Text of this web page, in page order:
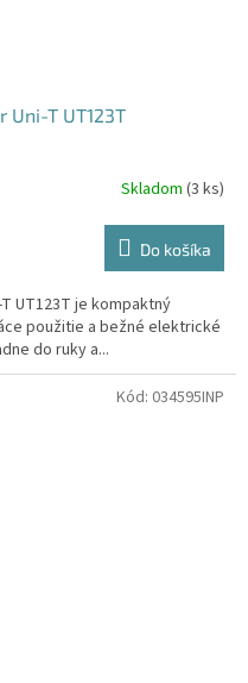
T UT123T
Skladom (3 ks)
Do košíka
UT123T je kompaktný
použitie a bežné elektrické
do ruky a...
Kód: 034595INP